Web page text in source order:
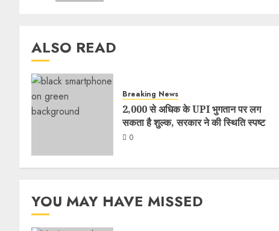
ALSO READ
Breaking News
2,000 से अधिक के UPI भुगतान पर लग
सकता है शुल्क, सरकार ने की स्थिति स्पष्ट
0
YOU MAY HAVE MISSED